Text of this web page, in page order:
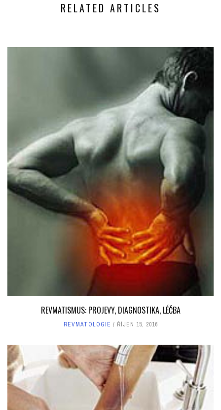
RELATED ARTICLES
REVMATISMUS: PROJEVY, DIAGNOSTIKA, LÉČBA
REVMATOLOGIE ŘÍJEN 15, 2016